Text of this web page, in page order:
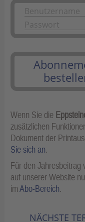
Wenn Sie die
zusätzlichen
Dokument der
Sie sich an.
Für den Jahresbeitrag
auf unserer Website
imAbo-Bereich.
NÄCHSTE